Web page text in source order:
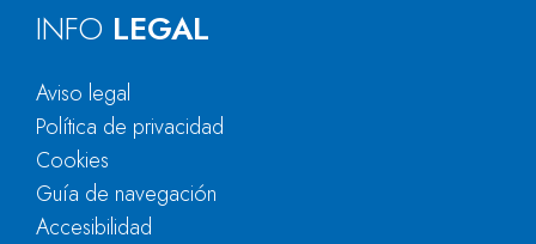
INFO LEGAL
Aviso legal
Política de privacidad
Cookies
Guía de navegación
Accesibilidad